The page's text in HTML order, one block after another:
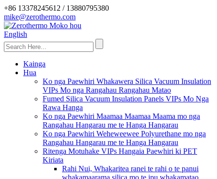
+86 13378245612 / 13880795380
mike@zerothermo.com
English
Kainga
Hua
Ko nga Paewhiri Whakawera Silica Vacuum Insulation
VIPs Mo nga Rangahau Rangahau Matao
Fumed Silica Vacuum Insulation Panels VIPs Mo Nga
Rawa Hanga
Ko nga Paewhiri Maamaa Maamaa Maama mo nga
Rangahau Hangarau me te Hanga Hangarau
Ko nga Paewhiri Weheweewee Polyurethane mo nga
Rangahau Hangarau me te Hanga Hangarau
Ritenga Motuhake VIPs Hangaia Paewhiri ki PET
Kiriata
Rahi Nui, Whakaritea ranei te rahi o te panui
whakamaarama silica mo te ipu whakamatao